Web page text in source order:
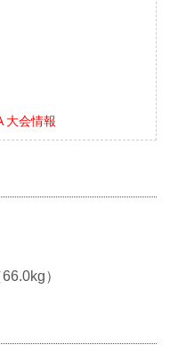
大会情報
）